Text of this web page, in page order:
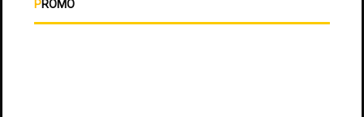
PROMO